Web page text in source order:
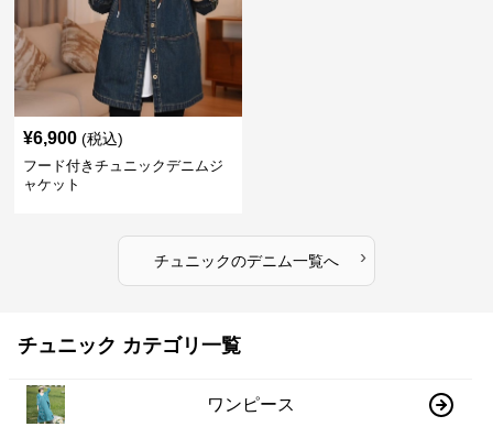
¥6,900 (税込)
フード付きチュニックデニムジ
ャケット
チュニックのデニム一覧へ ›
チュニック カテゴリ一覧
ワンピース